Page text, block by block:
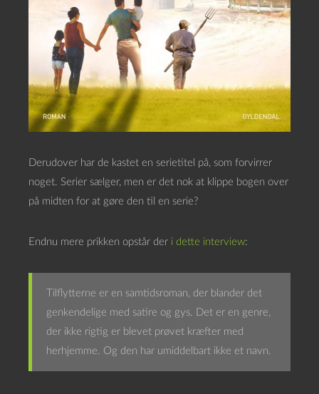
Derudover har de kastet en serietitel på, som forvirrer
noget. Serier sælger, men er det nok at klippe bogen over
på midten for at gøre den til en serie?
Endnu mere prikken opstår der i dette interview:
Tilflytterne er en samtidsroman, der blander det
genkendelige med satire og gys. Det er en genre,
der ikke rigtig er blevet prøvet kræfter med
herhjemme. Og den har umiddelbart ikke et navn.